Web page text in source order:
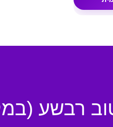
רבשע